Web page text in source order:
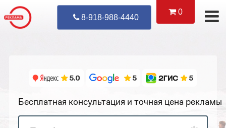
0
8-918-988-4440 Уже
Бесплатная консультация и точная цена рекламы